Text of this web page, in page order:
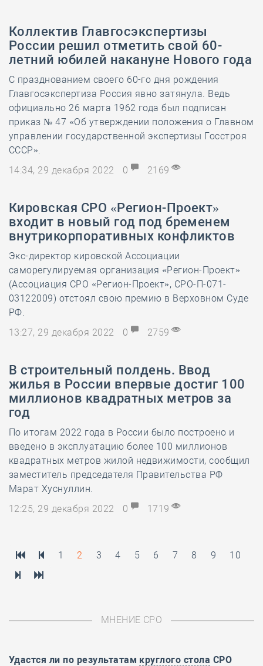
Коллектив Главгосэкспертизы
России решил отметить свой 60-
летний юбилей накануне Нового года
С празднованием своего 60-го дня рождения
Главгосэкспертиза Россия явно затянула. Ведь
официально 26 марта 1962 года был подписан
приказ № 47 «Об утверждении положения о Главном
управлении государственной экспертизы Госстроя
СССР».
14:34, 29 декабря 2022
0 2169
Кировская СРО «Регион-Проект»
входит в новый год под бременем
внутрикорпоративных конфликтов
Экс-директор кировской Ассоциации
саморегулируемая организация «Регион-Проект»
(Ассоциация СРО «Регион-Проект», СРО-П-071-
03122009) отстоял свою премию в Верховном Суде
РФ.
13:27, 29 декабря 2022
0 2759
В строительный полдень. Ввод
жилья в России впервые достиг 100
миллионов квадратных метров за
год
По итогам 2022 года в России было построено и
введено в эксплуатацию более 100 миллионов
квадратных метров жилой недвижимости, сообщил
заместитель председателя Правительства РФ
Марат Хуснуллин.
12:25, 29 декабря 2022
0 1719
1 2 3 4 5 6 7 8 9 10
МНЕНИЕ СРО
Удастся ли по результатам круглого стола СРО